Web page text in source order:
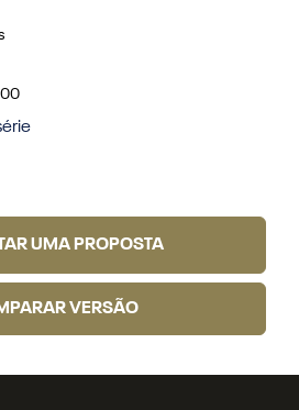
UMA PROPOSTA
VERSÃO